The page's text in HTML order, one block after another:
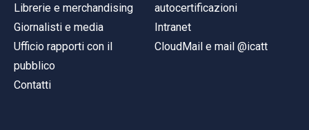
Librerie e merchandising
Giornalisti e media
Ufficio rapporti con il
pubblico
Contatti
autocertificazioni
Intranet
CloudMail e mail @icatt